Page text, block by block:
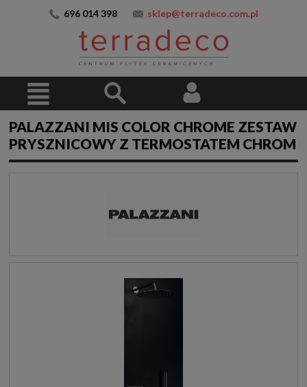
696 014 398 sklep@terradeco.com.pl
PALAZZANI MIS COLOR CHROME ZESTAW
PRYSZNICOWY Z TERMOSTATEM CHROM